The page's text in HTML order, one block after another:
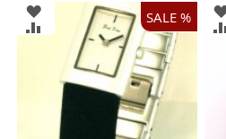
SALE %
ZUR
WUNSCHLISTE
HINZUFÜGEN
ZUR
VERGLEICHSLISTE
HINZUFÜGEN